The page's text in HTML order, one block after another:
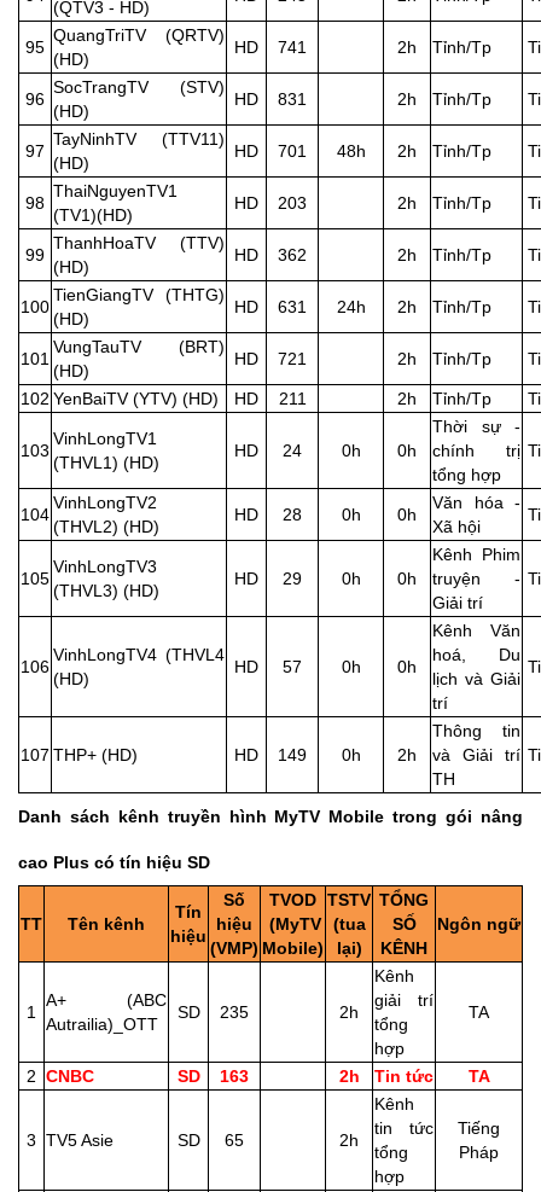
(QTV3 - HD)
95
QuangTriTV (QRTV)
(HD)
HD 741 2h Tỉnh/Tp
96
SocTrangTV (STV)
(HD)
HD 831 2h Tỉnh/Tp
97
TayNinhTV (TTV11)
(HD)
HD 701 48h 2h Tỉnh/Tp
98
ThaiNguyenTV1
(TV1)(HD)
HD 203 2h Tỉnh/Tp
99
ThanhHoaTV (TTV)
(HD)
HD 362 2h Tỉnh/Tp
100
TienGiangTV (THTG)
(HD)
HD 631 24h 2h Tỉnh/Tp
101
VungTauTV (BRT)
(HD)
HD 721 2h Tỉnh/Tp
102 YenBaiTV (YTV) (HD) HD 211 2h Tỉnh/Tp
103
VinhLongTV1
(THVL1) (HD)
HD 24 0h 0h
Thời sự -
chính trị
tổng hợp
104
VinhLongTV2
(THVL2) (HD)
HD 28 0h 0h
Văn hóa -
Xã hội
105
VinhLongTV3
(THVL3) (HD)
HD 29 0h 0h
Kênh Phim
truyện -
Giải trí
106
VinhLongTV4 (THVL4
(HD)
HD 57 0h 0h
Kênh Văn
hoá, Du
lịch và Giải
trí
107 THP+ (HD) HD 149 0h 2h
Thông tin
và Giải trí
TH
Danh sách kênh truyền hình MyTV Mobile trong gói nâng
cao Plus có tín hiệu SD
TT Tên kênh
Tín
hiệu
Số
hiệu
(VMP)
TVOD
(MyTV
Mobile)
TSTV
(tua
lại)
TỔNG
SỐ
KÊNH
Ngôn ngữ
1
A+ (ABC
Autrailia)_OTT
SD 235 2h
Kênh
giải trí
tổng
hợp
TA
2 CNBC SD 163 2h Tin tức TA
3 TV5 Asie SD 65 2h
Kênh
tin tức
tổng
hợp
Tiếng
Pháp